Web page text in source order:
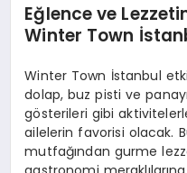
Eğlence ve
Winter Town
Winter Town İstanbul
dolap, buz pisti ve
gösterileri gibi
ailelerin favorisi olacak.
mutfağından gurme